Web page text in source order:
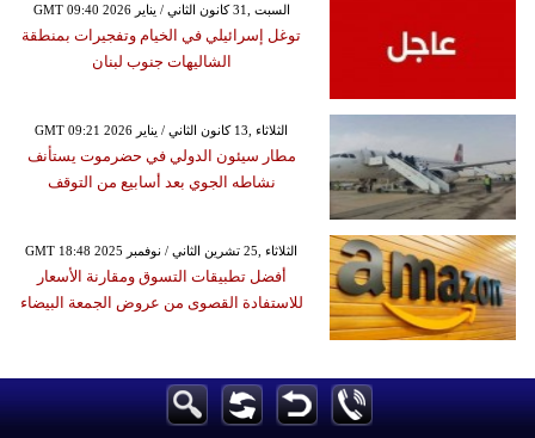
GMT 09:40 2026 السبت ,31 كانون الثاني / يناير
توغل إسرائيلي في الخيام وتفجيرات بمنطقة
الشاليهات جنوب لبنان
GMT 09:21 2026 الثلاثاء ,13 كانون الثاني / يناير
مطار سيئون الدولي في حضرموت يستأنف
نشاطه الجوي بعد أسابيع من التوقف
GMT 18:48 2025 الثلاثاء ,25 تشرين الثاني / نوفمبر
أفضل تطبيقات التسوق ومقارنة الأسعار
للاستفادة القصوى من عروض الجمعة البيضاء